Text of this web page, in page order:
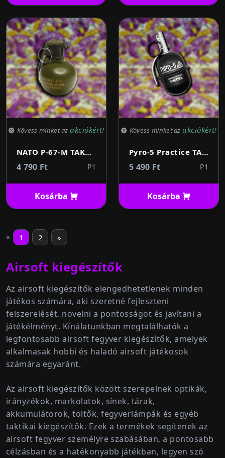
Kövess minket azakciókért!
NATO P-67-M TAKTIKAI KÉZIGRÁNÁT - Airsofthoz (sötétzöld)
4 790 Ft P1
Kosárba
Kövess minket azakciókért!
Pyro-5 Practice TAKTIKAI KÉZIGRÁNÁT - Airsofthoz (fekete)
5 490 Ft P1
Kosárba
« 1 2 »
Airsoft kiegészítők
Azairsoft kiegészítők elengedhetetlenek minden
játékos számára, aki szeretné fejleszteni
felszerelését, növelni a pontosságot és javítani a
játékélményt. Kínálatunkban megtalálhatók a
legfontosabbairsoft fegyver kiegészítők, amelyek
alkalmasak hobbi és haladó airsoft játékosok
számára egyaránt.
Az airsoft kiegészítők között szerepelnek optikák,
irányzékok, markolatok, sínek, tárak,
akkumulátorok, töltők, fegyverlámpák és egyéb
taktikai kiegészítők. Ezek a termékek segítenek az
airsoft fegyver személyre szabásában, a pontosabb
célzásban és a hatékonyabb játékban, legyen szó